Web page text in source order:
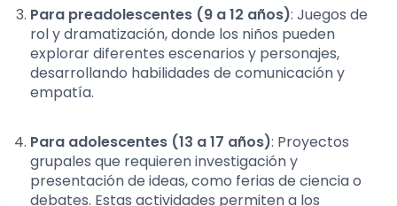
Para preadolescentes (9 a 12 años): Juegos de
rol y dramatización, donde los niños pueden
explorar diferentes escenarios y personajes,
desarrollando habilidades de comunicación y
empatía.
Para adolescentes (13 a 17 años): Proyectos
grupales que requieren investigación y
presentación de ideas, como ferias de ciencia o
debates. Estas actividades permiten a los